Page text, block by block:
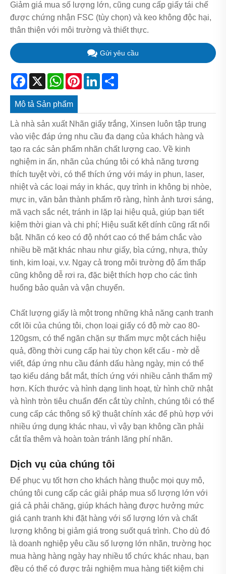
Giảm giá mua số lượng lớn, cũng cung cấp giấy tái chế
được chứng nhận FSC (tùy chọn) và keo không độc hại,
thân thiện với môi trường và thiết thực.
Gửi yêu cầu
Facebook
X WhatsApp
PinterestLinkedIn
Mô tả Sản phẩm
Là nhà sản xuất Nhãn giấy trắng, Xinsen luôn tập trung
vào việc đáp ứng nhu cầu đa dạng của khách hàng và
tạo ra các sản phẩm nhãn chất lượng cao. Về kinh
nghiệm in ấn, nhãn của chúng tôi có khả năng tương
thích tuyệt vời, có thể thích ứng với máy in phun, laser,
nhiệt và các loại máy in khác, quy trình in không bị nhòe,
mực in, văn bản thành phẩm rõ ràng, hình ảnh tươi sáng,
mã vạch sắc nét, tránh in lặp lại hiệu quả, giúp bạn tiết
kiệm thời gian và chi phí; Hiệu suất kết dính cũng rất nổi
bật. Nhãn có keo có độ nhớt cao có thể bám chắc vào
nhiều bề mặt khác nhau như giấy, bìa cứng, nhựa, thủy
tinh, kim loại, v.v. Ngay cả trong môi trường độ ẩm thấp
cũng không dễ rơi ra, đặc biệt thích hợp cho các tình
huống bảo quản và vận chuyển.
Chất lượng giấy là một trong những khả năng cạnh tranh
cốt lõi của chúng tôi, chọn loại giấy có độ mờ cao 80-
120gsm, có thể ngăn chặn sự thấm mực một cách hiệu
quả, đồng thời cung cấp hai tùy chọn kết cấu - mờ dễ
viết, đáp ứng nhu cầu đánh dấu hàng ngày, mịn có thể
tạo kiểu dáng bắt mắt, thích ứng với nhiều cảnh thẩm mỹ
hơn. Kích thước và hình dạng linh hoạt, từ hình chữ nhật
và hình tròn tiêu chuẩn đến cắt tùy chỉnh, chúng tôi có thể
cung cấp các thông số kỹ thuật chính xác để phù hợp với
nhiều ứng dụng khác nhau, vì vậy bạn không cần phải
cắt tỉa thêm và hoàn toàn tránh lãng phí nhãn.
Dịch vụ của chúng tôi
Để phục vụ tốt hơn cho khách hàng thuộc mọi quy mô,
chúng tôi cung cấp các giải pháp mua số lượng lớn với
giá cả phải chăng, giúp khách hàng được hưởng mức
giá cạnh tranh khi đặt hàng với số lượng lớn và chất
lượng không bị giảm giá trong suốt quá trình. Cho dù đó
là doanh nghiệp yêu cầu số lượng lớn nhãn, trường học
mua hàng hàng ngày hay nhiều tổ chức khác nhau, bạn
đều có thể có được trải nghiệm mua hàng tiết kiệm chi